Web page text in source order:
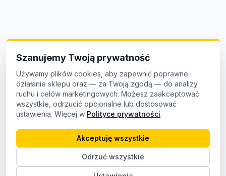
Szanujemy Twoją prywatność
Używamy plików cookies, aby zapewnić poprawne
działanie sklepu oraz — za Twoją zgodą — do analizy
ruchu i celów marketingowych. Możesz zaakceptować
wszystkie, odrzucić opcjonalne lub dostosować
ustawienia. Więcej w Polityce prywatności.
Odrzuć wszystkie
Akceptuję wszystkie